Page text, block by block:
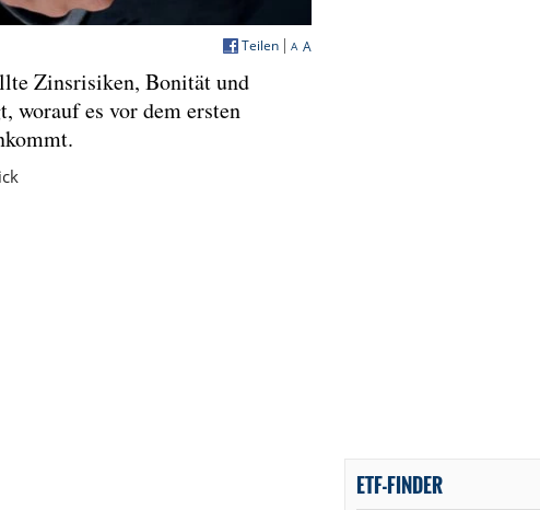
A
A
Teilen
Zinsrisiken, Bonität und
worauf es vor dem ersten
ETF-FINDER